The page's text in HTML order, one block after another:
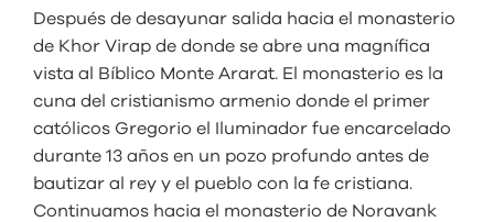
Después de desayunar salida hacia el monasterio
de Khor Virap de donde se abre una magnífica
vista al Bíblico Monte Ararat. El monasterio es la
cuna del cristianismo armenio donde el primer
católicos Gregorio el Iluminador fue encarcelado
durante 13 años en un pozo profundo antes de
bautizar al rey y el pueblo con la fe cristiana.
Continuamos hacia el monasterio de Noravank